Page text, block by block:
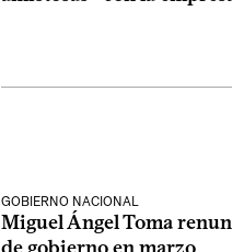
GOBIERNO NACIONAL
Miguel Ángel Toma
de gobierno en marzo